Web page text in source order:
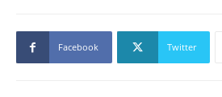
Facebook Twitter